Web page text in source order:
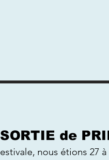
SORTIE de
estivale, nous étions 27